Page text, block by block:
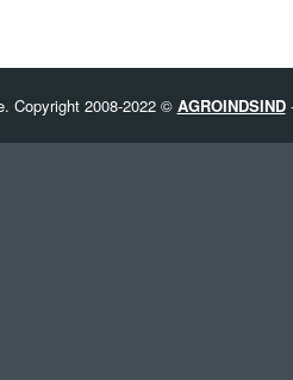
Copyright 2008-2022 © AGROINDSIND